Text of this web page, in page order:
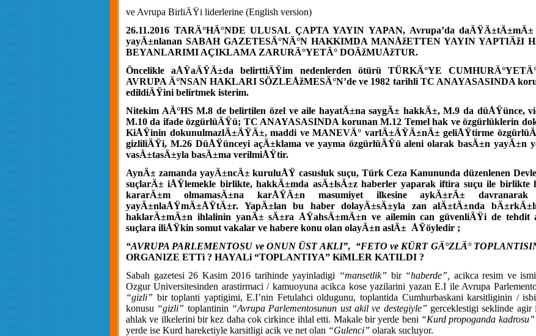
ve Avrupa BirliÄŸi liderlerine (English version)
26.11.2016 TARÄ°HÄ°NDE ULUSAL ÇAPTA YAYIN YAPAN, Avrupa’da
yayÄ±nlanan SABAH GAZETESÄ°NÄ°N HAKKIMDA MANÅžETTEN YAYIN YAPTIÄžI
BEYANLARIMI AÇIKLAMA ZARURÄ°YETÄ° DOÄžMUÅžTUR.
Öncelikle aÅŸaÄŸÄ±da belirttiÄŸim nedenlerden ötürü TÜRKÄ°YE
AVRUPA Ä°NSAN HAKLARI SÖZLEÅžMESÄ°N’de ve 1982 tarihli TC ANAYASASINDA
edildiÄŸini belirtmek isterim.
Nitekim AÄ°HS M.8 de belirtilen özel ve aile hayatÄ±na saygÄ± hakkÄ±, M.9 da düÅŸünce,
M.10 da ifade özgürlüÄŸü; TC ANAYASASINDA korunan M.12 Temel hak ve özgürlüklerin
KiÅŸinin dokunulmazlÄ±ÄŸÄ±, maddi ve MANEVÄ° varlÄ±ÄŸÄ±nÄ± geliÅŸtirme
gizliliÄŸi, M.26 DüÅŸünceyi açÄ±klama ve yayma özgürlüÄŸü aleni olarak basÄ±n yayÄ±n
vasÄ±tasÄ±yla basÄ±ma verilmiÅŸtir.
AynÄ± zamanda yayÄ±ncÄ± kuruluÅŸ casusluk suçu, Türk Ceza Kanununda düzenlenen
suçlarÄ± iÅŸlemekle birlikte, hakkÄ±mda asÄ±lsÄ±z haberler yaparak iftira suçu ile birlikte
kararÄ±m olmamasÄ±na karÅŸÄ±n masumiyet ilkesine aykÄ±rÄ± davranarak
yayÄ±nlaÅŸmÄ±ÅŸtÄ±r. YapÄ±lan bu haber dolayÄ±sÄ±yla zan alÄ±tÄ±nda
haklarÄ±mÄ±n ihlalinin yanÄ± sÄ±ra ÅŸahsÄ±mÄ±n ve ailemin can güvenliÄŸi de tehdit
suçlara iliÅŸkin somut vakalar ve habere konu olan olayÄ±n aslÄ± ÅŸöyledir ;
“AVRUPA PARLEMENTOSU ve ONUN ÜST AKLI”, “FETO ve KÜRT GÄ°ZLÄ°
ORGANIZE ETTi ? HAYALi “TOPLANTIYA” KiMLER KATILDI ?
Sabah gazetesi 26 Kasim 2016 tarihinde yayinladigi “mansetlik” bir “haberde”,
acikca resim ve
Ozgur Universitesinden arastirmaci / kamuoyuna acikca kose yazilarini yazan E.I ile Avrupa
“gizli” bir toplanti yaptigimi, E.I’nin Fetulahci oldugunu, toplantida Cumhurbaskani karsitliginin /
konusu “gizli” toplantinin “Avrupa Parlementosunun ust akil ve destegiyle” gerceklestigi seklinde agir
ahlak ve ilkelerini bir kez daha cok cirkince ihlal etti. Makale bir yerde beni “Kurd propoganda kadrosu”
yerde ise Kurd hareketiyle karsitligi acik ve net olan “Gulenci” olarak sucluyor.